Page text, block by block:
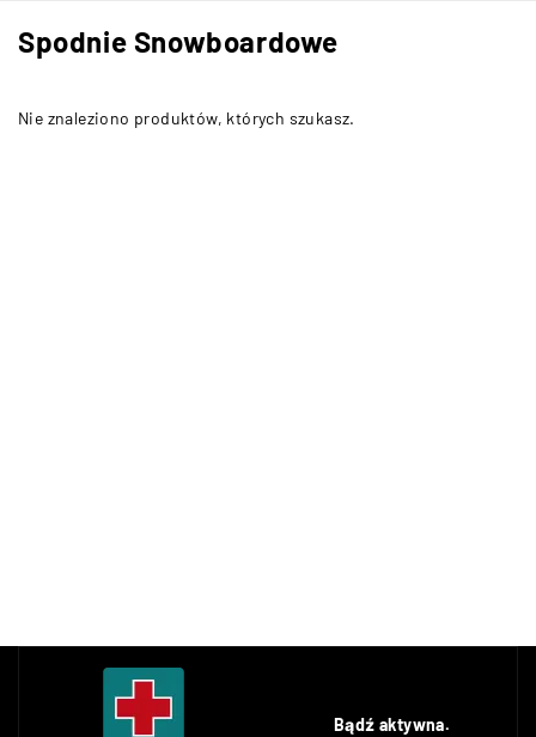
Spodnie Snowboardowe
Nie znaleziono produktów, których szukasz.
Bądź aktywna.